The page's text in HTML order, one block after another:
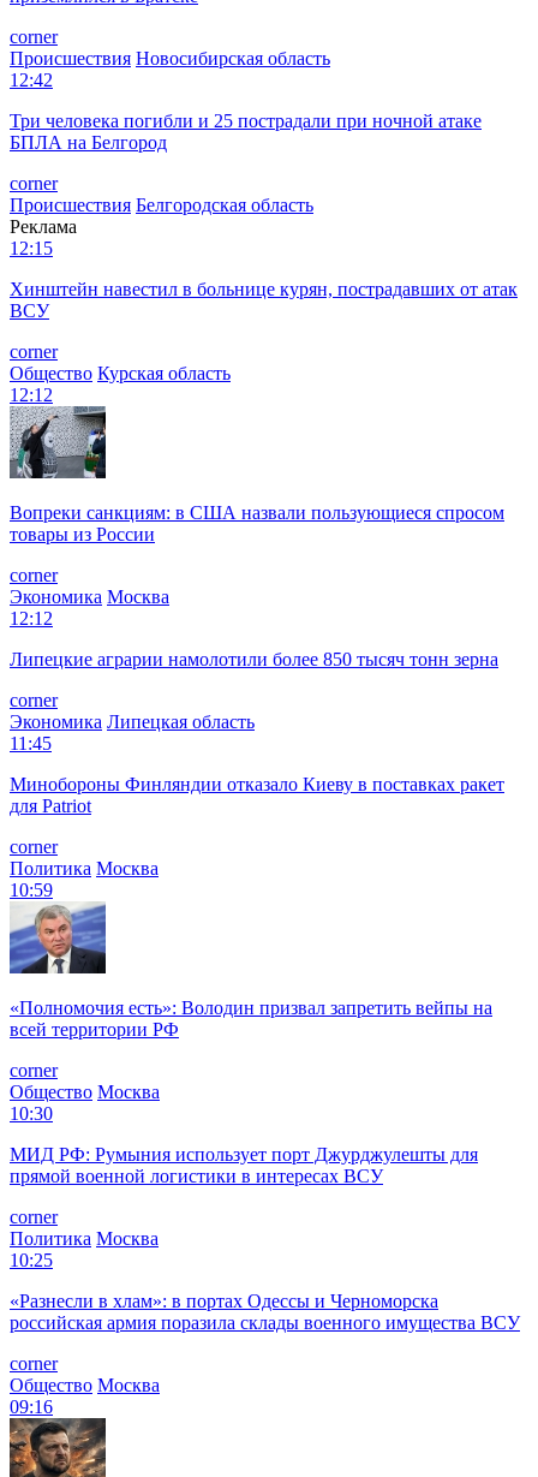
corner
Происшествия Новосибирская область
12:42
Три человека погибли и 25 пострадали при ночной атаке
БПЛА на Белгород
corner
Происшествия Белгородская область
Реклама
12:15
Хинштейн навестил в больнице курян, пострадавших от атак
ВСУ
corner
Общество Курская область
12:12
Вопреки санкциям: в США назвали пользующиеся спросом
товары из России
corner
Экономика Москва
12:12
Липецкие аграрии намолотили более 850 тысяч тонн зерна
corner
Экономика Липецкая область
11:45
Минобороны Финляндии отказало Киеву в поставках ракет
для Patriot
corner
Политика Москва
10:59
«Полномочия есть»: Володин призвал запретить вейпы на
всей территории РФ
corner
Общество Москва
10:30
МИД РФ: Румыния использует порт Джурджулешты для
прямой военной логистики в интересах ВСУ
corner
Политика Москва
10:25
«Разнесли в хлам»: в портах Одессы и Черноморска
российская армия поразила склады военного имущества ВСУ
corner
Общество Москва
09:16